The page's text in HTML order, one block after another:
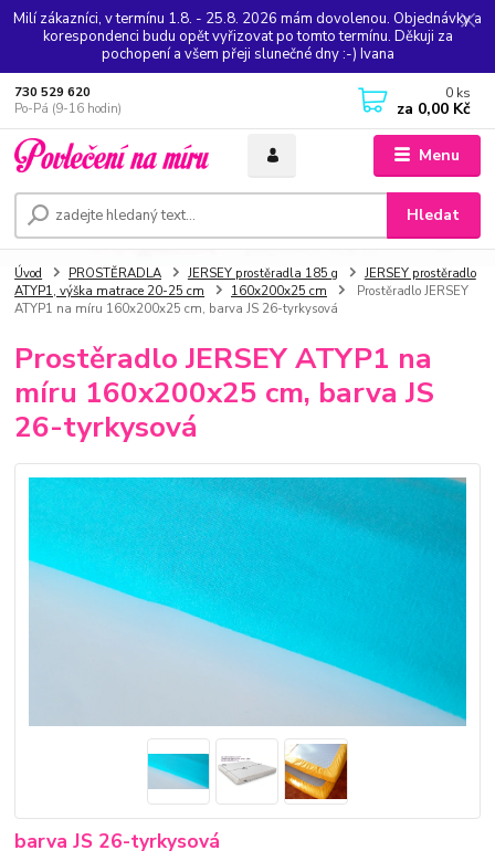
Milí zákazníci, v termínu 1.8. - 25.8. 2026 mám dovolenou. Objednávky a
korespondenci budu opět vyřizovat po tomto termínu. Děkuji za
pochopení a všem přeji slunečné dny :-) Ivana
Menu
Hledat
730 529 620
Po-Pá (9-16 hodin)
0 ks
za 0,00 Kč
Úvod PROSTĚRADLA JERSEY prostěradla 185 g
JERSEY prostěradlo
ATYP1, výška matrace 20-25 cm
160x200x25 cm
Prostěradlo JERSEY
ATYP1 na míru 160x200x25 cm, barva JS 26-tyrkysová
Prostěradlo JERSEY ATYP1 na
míru 160x200x25 cm, barva JS
26-tyrkysová
barva JS 26-tyrkysová